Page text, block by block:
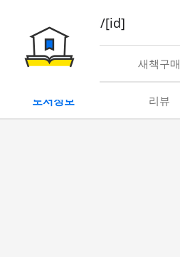
book/rent/[id]
대여 새책구매
도서정보 리뷰